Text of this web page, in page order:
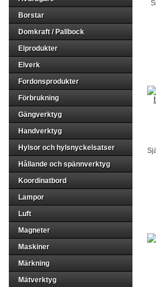
Borstar
Domkraft / Pallbock
Elprodukter
Elverk
Fordonsprodukter
Förbrukning
Gängverktyg
Handverktyg
Hylsor och hylsnyckelsatser
Hållande och spännverktyg
Koordinatbord
Lampor
Luft
Magneter
Maskiner
Märkning
Mätverktyg